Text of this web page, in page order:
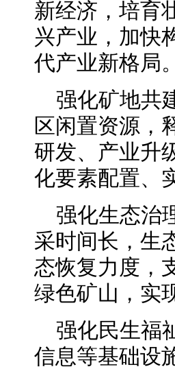
新经济，培育
兴产业，加快
代产业新格局。
强化矿地共
区闲置资源，
研发、产业升
化要素配置、
强化生态治
采时间长，生
态恢复力度，
绿色矿山，实
强化民生福
信息等基础设